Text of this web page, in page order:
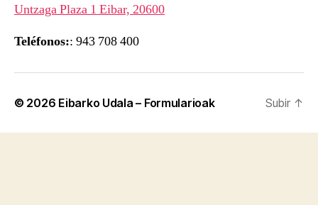
Untzaga Plaza 1 Eibar, 20600
Teléfonos:: 943 708 400
© 2026 Eibarko Udala – Formularioak Subir ↑